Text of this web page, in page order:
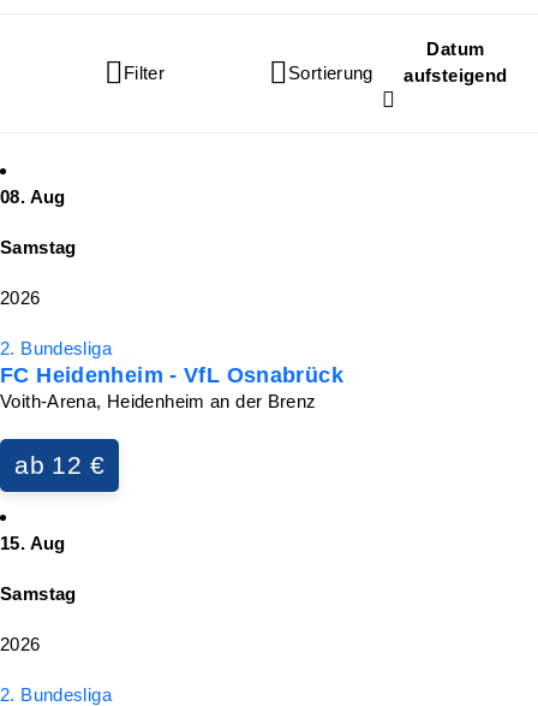
Filter Sortierung
Datum
aufsteigend
08. Aug
Samstag
2026
2. Bundesliga
FC Heidenheim - VfL Osnabrück
Voith-Arena, Heidenheim an der Brenz
ab 12 €
15. Aug
Samstag
2026
2. Bundesliga